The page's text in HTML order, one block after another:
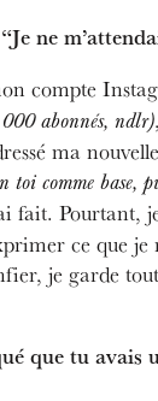
ne
compte
abonnés, ndlr)
ma
toi comme base,
fait. Pourtant,
ce que je
je garde
que tu avais